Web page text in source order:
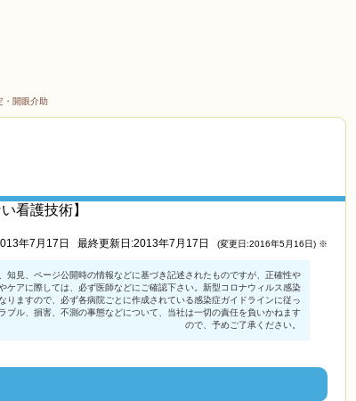
・開眼介助
看護技術】
年7月17日 最終更新日:2013年7月17日 (変更日:2016年5月16日) ※